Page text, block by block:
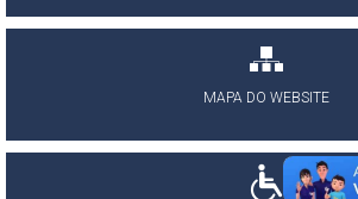
MAPA DO WEBSITE